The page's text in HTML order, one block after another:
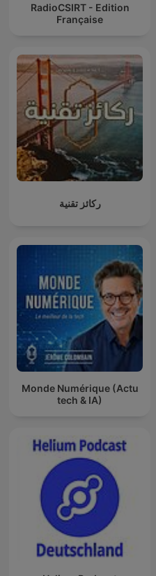
RadioCSIRT - Edition
Française
ركائز تقنية
Monde Numérique (Actu
tech & IA)